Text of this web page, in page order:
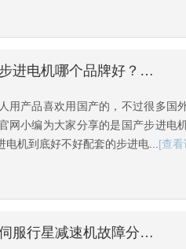
[伺服驱动器调试]国产步进电机哪个品牌好？还不明白吗
用产品喜欢用国产的，不过很多国
网小编为大家分享的是国产步进电
机到底好不好配套的步进电... [查看
[直流伺服电机驱动器]伺服行星减速机故障分析，值得收藏